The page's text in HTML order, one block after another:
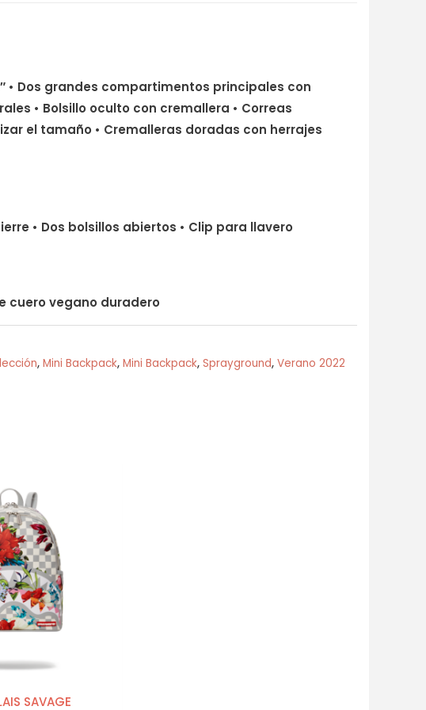
• Dos grandes compartimentos principales con
• Bolsillo oculto con cremallera • Correas
el tamaño • Cremalleras doradas con herrajes
• Dos bolsillos abiertos • Clip para llavero
cuero vegano duradero
, Mini Backpack, Mini Backpack, Sprayground, Verano 2022
SAVAGE